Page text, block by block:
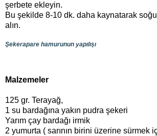
şerbete ekleyin.
Bu şekilde 8-10 dk. daha kaynatarak
alın.
Şekerapare hamurunun yapılışı
Malzemeler
125 gr. Terayağ,
1 su bardağına yakın pudra şekeri
Yarım çay bardağı irmik
2 yumurta ( sarının birini üzerine sürmek